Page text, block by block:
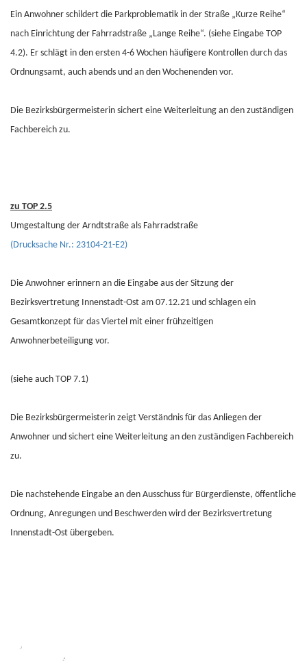
Ein Anwohner schildert die Parkproblematik in der Straße „Kurze Reihe“
nach Einrichtung der Fahrradstraße „Lange Reihe“. (siehe Eingabe TOP
4.2). Er schlägt in den ersten 4-6 Wochen häufigere Kontrollen durch das
Ordnungsamt, auch abends und an den Wochenenden vor.
Die Bezirksbürgermeisterin sichert eine Weiterleitung an den zuständigen
Fachbereich zu.
zu TOP 2.5
Umgestaltung der Arndtstraße als Fahrradstraße
(Drucksache Nr.: 23104-21-E2)
Die Anwohner erinnern an die Eingabe aus der Sitzung der
Bezirksvertretung Innenstadt-Ost am 07.12.21 und schlagen ein
Gesamtkonzept für das Viertel mit einer frühzeitigen
Anwohnerbeteiligung vor.
(siehe auch TOP 7.1)
Die Bezirksbürgermeisterin zeigt Verständnis für das Anliegen der
Anwohner und sichert eine Weiterleitung an den zuständigen Fachbereich
zu.
Die nachstehende Eingabe an den Ausschuss für Bürgerdienste, öffentliche
Ordnung, Anregungen und Beschwerden wird der Bezirksvertretung
Innenstadt-Ost übergeben.